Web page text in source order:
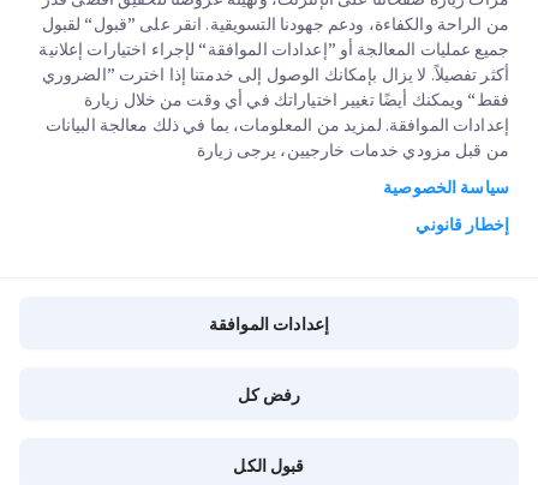
طلب عرض اسعار
تسجيل دخول العملاء
التسجيل
تتبع طلبك
عنا
الوظائف
مدونة
البيئة و المجتمع والحوكمة
شريك خدمة القناة
خدماتنا
التخليص الجمركي السريع
إعدادات الموافقة
سياسة الكوكيز
من الراحة والكفاءة، ودعم جهودنا التسويقية. انقر على ”قبول“ لقبول
جميع عمليات المعالجة أو ”إعدادات الموافقة“ لإجراء اختيارات إعلانية
أكثر تفصيلاً. لا يزال بإمكانك الوصول إلى خدمتنا إذا اخترت ”الضروري
فقط“ ويمكنك أيضًا تغيير اختياراتك في أي وقت من خلال زيارة
إعدادات الموافقة. لمزيد من المعلومات، بما في ذلك معالجة البيانات
من قبل مزودي خدمات خارجيين، يرجى زيارة
سياسة الخصوصية
إخطار قانوني
إعدادات الموافقة
رفض كل
قبول الكل